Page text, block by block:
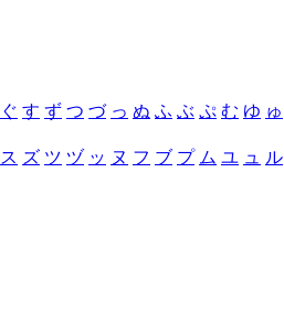
ぐ す ず つ づ っ ぬ ふ ぶ ぷ む ゆ ゅ
ス ズ ツ ヅ ッ ヌ フ ブ プ ム ユ ュ ル